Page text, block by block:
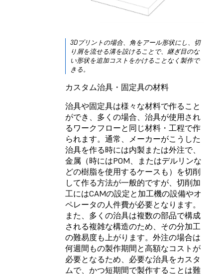
3Dプリントの場合、角をアール形状にし、切
り屑を流せる溝を設けることで、継ぎ目のな
い形状を追加コストをかけることなく製作で
きる。
カスタム治具・固定具の材料
治具や固定具は様々な材料で作ること
ができ、多くの場合、治具が使用され
るワークフローと同じ材料・工程で作
られます。通常、メーカーがこうした
治具を作る時には内製または外注で、
金属（時にはPOM、またはデルリンな
どの樹脂を使用するケースも）を切削
して作る方法が一般的ですが、切削加
工にはCAMの設定と加工機の設備やオ
ペレータの人件費が必要となります。
また、多くの治具は複数の部品で構成
される複雑な構造のため、その分加工
の難易度も上がります。外注の場合は
何週間もの製作期間と高額なコストが
必要となるため、必要な治具をカスタ
ムで、かつ短期間で製作することは難